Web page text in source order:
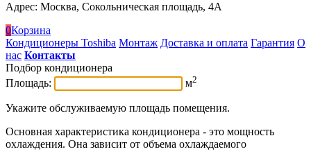
Адрес: Москва, Сокольническая площадь, 4А
0Корзина
Кондиционеры Toshiba Монтаж Доставка и оплата Гарантия О
нас Контакты
Подбор кондиционера
Площадь:
м2
Укажите обслуживаемую площадь помещения.
Основная характеристика кондиционера - это мощность
охлаждения. Она зависит от объема охлаждаемого